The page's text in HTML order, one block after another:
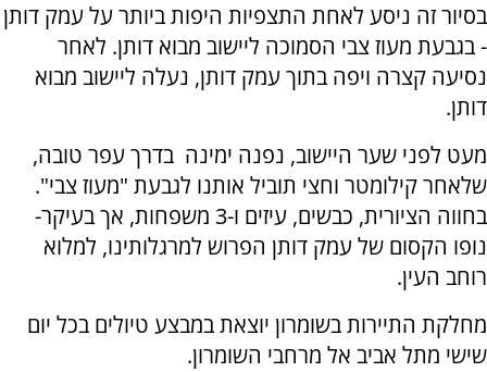
בסיור זה ניסע לאחת התצפיות היפות ביותר על עמק דותן
- בגבעת מעוז צבי הסמוכה ליישוב מבוא דותן. לאחר
נסיעה קצרה ויפה בתוך עמק דותן, נעלה ליישוב מבוא
דותן.
מעט לפני שער היישוב, נפנה ימינה בדרך עפר טובה,
שלאחר קילומטר וחצי תוביל אותנו לגבעת "מעוז צבי".
בחווה הציורית, כבשים, עיזים ו-3 משפחות, אך בעיקר-
נופו הקסום של עמק דותן הפרוש למרגלותינו, למלוא
רוחב העין.
מחלקת התיירות בשומרון יוצאת במבצע טיולים בכל יום
שישי מתל אביב אל מרחבי השומרון.